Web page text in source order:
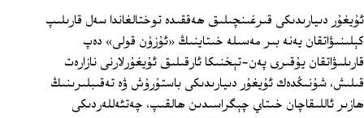
ئۇيغۇر دىيارىدىكى قىرغىنچىلىق ھەققىدە توختالغاندا سەل قارىلىپ
كېلىنىۋاتقان يەنە بىر مەسىلە خىتاينىڭ «ئۇزۇن قولى» دەپ
قارىلىۋاتقان يۇقىرى پەن-تېخنىكا ئارقىلىق ئۇيغۇرلارنى نازارەت
قىلىش، شۇنىڭدەك ئۇيغۇر دىيارىدىكى باستۇرۇش ۋە تەقىبلىرىنىڭ
ھازىر ئاللىقاچان خىتاي چېگراسىدىن ھالقىپ، چەتئەللەردىكى